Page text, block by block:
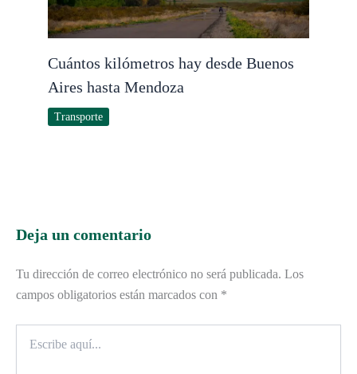
Cuántos kilómetros hay desde Buenos
Aires hasta Mendoza
Transporte
Deja un comentario
Tu dirección de correo electrónico no será publicada. Los
campos obligatorios están marcados con *
aquí...